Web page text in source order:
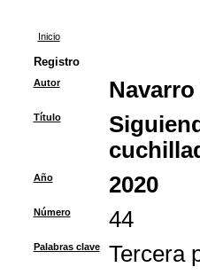
Inicio
Registro
Autor
Título
Año 2020
Número 44
Palabras clave Tercera